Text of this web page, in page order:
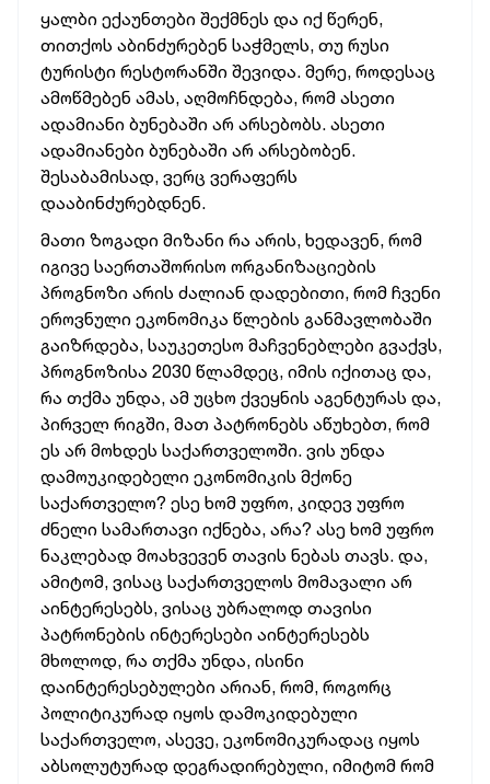
ყალბი ექაუნთები შექმნეს და იქ წერენ,
თითქოს აბინძურებენ საჭმელს, თუ რუსი
ტურისტი რესტორანში შევიდა. მერე, როდესაც
ამოწმებენ ამას, აღმოჩნდება, რომ ასეთი
ადამიანი ბუნებაში არ არსებობს. ასეთი
ადამიანები ბუნებაში არ არსებობენ.
შესაბამისად, ვერც ვერაფერს
დააბინძურებდნენ.
მათი ზოგადი მიზანი რა არის, ხედავენ, რომ
იგივე საერთაშორისო ორგანიზაციების
პროგნოზი არის ძალიან დადებითი, რომ ჩვენი
ეროვნული ეკონომიკა წლების განმავლობაში
გაიზრდება, საუკეთესო მაჩვენებლები გვაქვს,
პროგნოზისა 2030 წლამდეც, იმის იქითაც და,
რა თქმა უნდა, ამ უცხო ქვეყნის აგენტურას და,
პირველ რიგში, მათ პატრონებს აწუხებთ, რომ
ეს არ მოხდეს საქართველოში. ვის უნდა
დამოუკიდებელი ეკონომიკის მქონე
საქართველო? ესე ხომ უფრო, კიდევ უფრო
ძნელი სამართავი იქნება, არა? ასე ხომ უფრო
ნაკლებად მოახვევენ თავის ნებას თავს. და,
ამიტომ, ვისაც საქართველოს მომავალი არ
აინტერესებს, ვისაც უბრალოდ თავისი
პატრონების ინტერესები აინტერესებს
მხოლოდ, რა თქმა უნდა, ისინი
დაინტერესებულები არიან, რომ, როგორც
პოლიტიკურად იყოს დამოკიდებული
საქართველო, ასევე, ეკონომიკურადაც იყოს
აბსოლუტურად დეგრადირებული, იმიტომ რომ